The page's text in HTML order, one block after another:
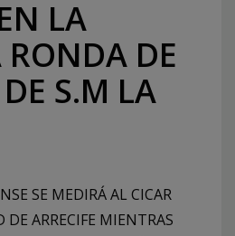
LA
RONDA DE
S.M LA
SE MEDIRÁ AL CICAR
ARRECIFE MIENTRAS